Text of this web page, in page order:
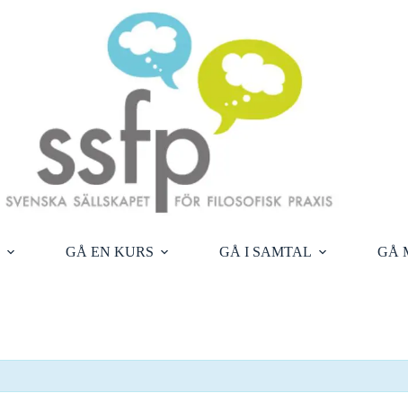
GÅ EN KURS GÅ I SAMTAL GÅ